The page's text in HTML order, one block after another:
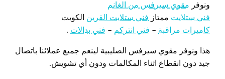
ونوفر مقوي سيرفس من الغانم
فني ستلايت ممتاز فني ستلايت القرين الكويت
كاميرات مراقبة – فني انتركم – فني بدالات .
هذا ونوفر مقوي سيرفس الصليبية لينعم جميع عملائنا باتصال
جيد دون انقطاع اثناء المكالمات ودون أي تشويش.